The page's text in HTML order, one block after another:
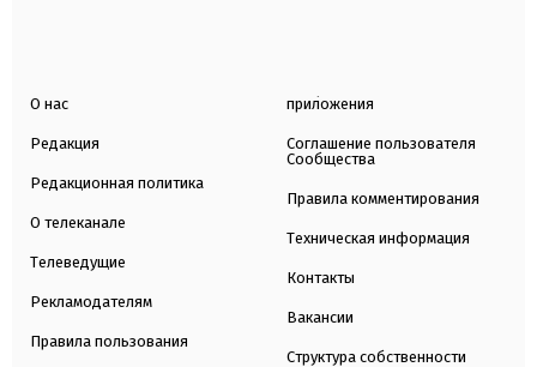
О нас
Редакция
Редакционная политика
О телеканале
Телеведущие
Рекламодателям
Правила пользования
приложения
Соглашение пользователя
Сообщества
Правила комментирования
Техническая информация
Контакты
Вакансии
Структура собственности